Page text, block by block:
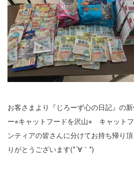
お客さまより『じろーず心の日記』の
ー⭐︎キャットフードを沢山⭐︎ キャット
ンティアの皆さんに分けてお持ち帰り
りがとうございます(*´∀｀*)